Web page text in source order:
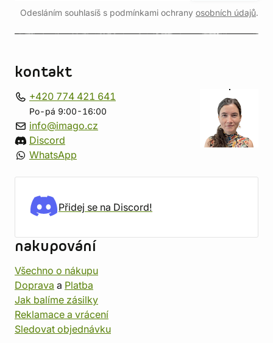
Odesláním souhlasíš s podmínkami ochrany osobních údajů.
kontakt
+420 774 421 641
Po-pá 9:00-16:00
info@imago.cz
Discord
WhatsApp
Přidej se na Discord!
nakupování
Všechno o nákupu
Doprava a Platba
Jak balíme zásilky
Reklamace a vrácení
Sledovat objednávku